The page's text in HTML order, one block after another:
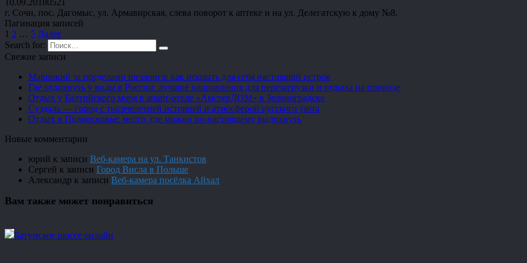
г. Сочи, пос. Дагомыс, ул. Армавирская, слева поворот к аптеке и на ул. Делегатскую к дому №8.
Пагинация записей
1 2 … 5 Далее
Search for:
Свежие записи
Маврикий за пределами шезлонга: как открыть для себя настоящий остров
Где отдохнуть у воды в России: лучшие направления для перезагрузки и отдыха на природе
Отдых у Балтийского моря в апарт-отеле «АмстерДОМ» в Зеленоградске
Суздаль — город с тысячелетней историей и атмосферой русского уюта
Отдых в Подмосковье: место, где можно по-настоящему выдохнуть
Новые комментарии
юрий к записи Веб-камера на ул. Танкистов
Сергей к записи Город Висла в Польше
Александр к записи Веб-камера посёлка Айхал
Вам также может понравиться
Батумское шоссе онлайн